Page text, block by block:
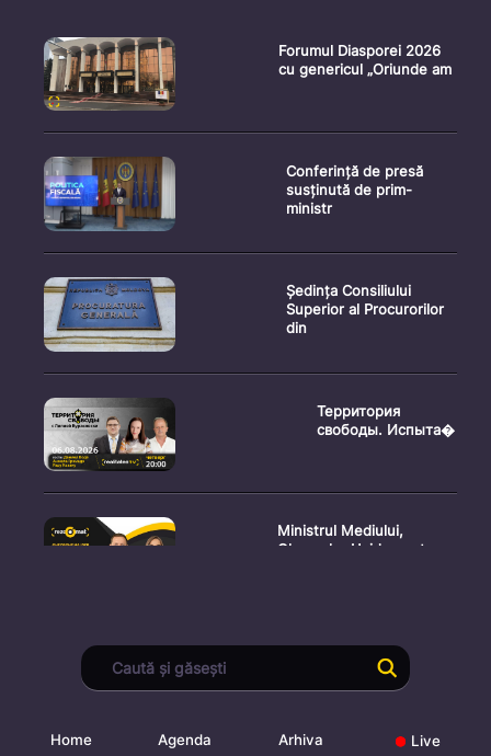
Forumul Diasporei 2026
cu genericul „Oriunde am
Conferință de presă
susținută de prim-
ministr
Ședința Consiliului
Superior al Procurorilor
din
Территория
свободы. Испыта�
Ministrul Mediului,
Gheorghe Hajder, este
Consultări publice privind
proiectul de lege pent
Home Agenda Arhiva Live